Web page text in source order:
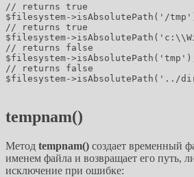
// returns true
$filesystem->isAbsolutePath('/
// returns true
$filesystem-
// returns false
$filesystem-
// returns false
$filesystem->isAbsolutePath('../
tempnam()
Метод tempnam() создает временный
именем файла и возвращает его путь,
исключение при ошибке: